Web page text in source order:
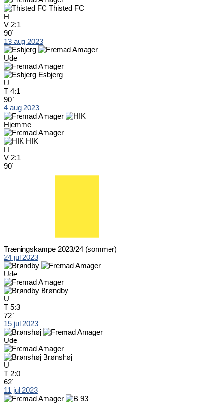
Thisted FC
H
V 2:1
90`
13 aug 2023
Ude
Esbjerg
U
T 4:1
90`
4 aug 2023
Hjemme
HIK
H
V 2:1
90`
Træningskampe 2023/24 (sommer)
24 jul 2023
Ude
Brøndby
U
T 5:3
72`
15 jul 2023
Ude
Brønshøj
U
T 2:0
62`
11 jul 2023